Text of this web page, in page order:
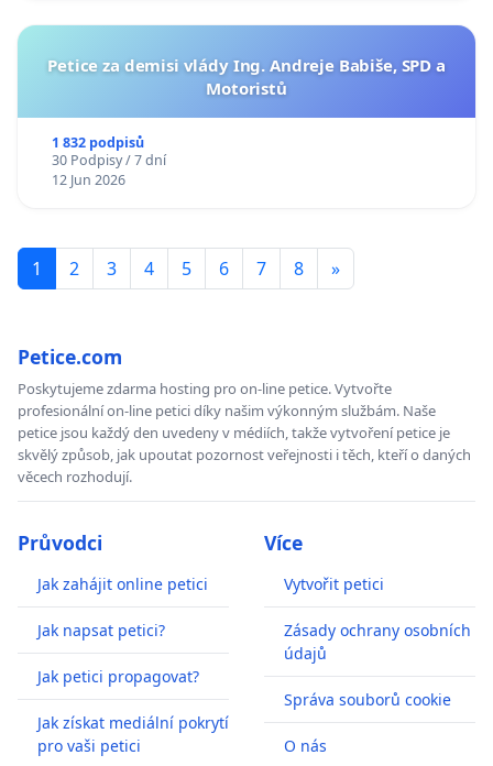
Petice za demisi vlády Ing. Andreje Babiše, SPD a
Motoristů
1 832 podpisů
30 Podpisy / 7 dní
12 Jun 2026
1 2 3 4 5 6 7 8 »
Petice.com
Poskytujeme zdarma hosting pro on-line petice. Vytvořte
profesionální on-line petici díky našim výkonným službám. Naše
petice jsou každý den uvedeny v médiích, takže vytvoření petice je
skvělý způsob, jak upoutat pozornost veřejnosti i těch, kteří o daných
věcech rozhodují.
Průvodci
Jak zahájit online petici
Jak napsat petici?
Jak petici propagovat?
Jak získat mediální pokrytí
pro vaši petici
Více
Vytvořit petici
Zásady ochrany osobních
údajů
Správa souborů cookie
O nás